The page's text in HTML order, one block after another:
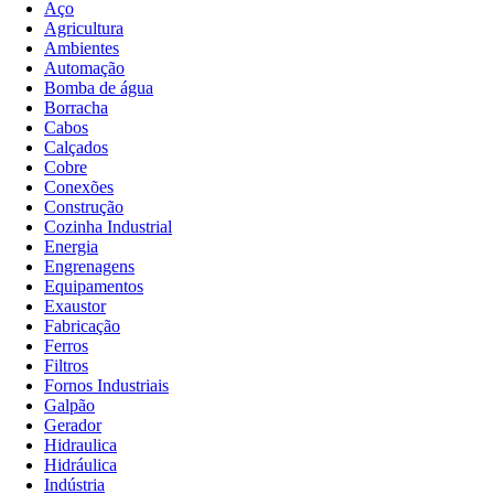
Aço
Agricultura
Ambientes
Automação
Bomba de água
Borracha
Cabos
Calçados
Cobre
Conexões
Construção
Cozinha Industrial
Energia
Engrenagens
Equipamentos
Exaustor
Fabricação
Ferros
Filtros
Fornos Industriais
Galpão
Gerador
Hidraulica
Hidráulica
Indústria